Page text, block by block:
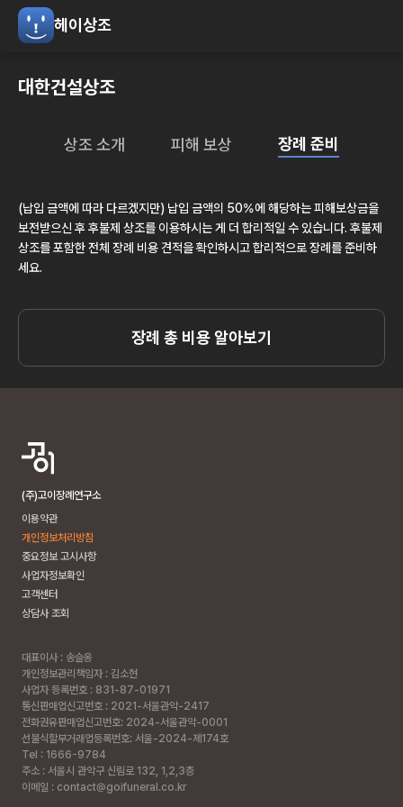
헤이상조
대한건설상조
상조 소개 피해 보상 장례 준비
(납입 금액에 따라 다르겠지만) 납입 금액의 50%에 해당하는 피해보상금을
보전받으신 후 후불제 상조를 이용하시는 게 더 합리적일 수 있습니다. 후불제
상조를 포함한 전체 장례 비용 견적을 확인하시고 합리적으로 장례를 준비하
세요.
장례 총 비용 알아보기
(주)고이장례연구소
이용약관
개인정보처리방침
중요정보 고시사항
사업자정보확인
고객센터
상담사 조회
대표이사 : 송슬옹
개인정보관리책임자 : 김소현
사업자 등록번호 : 831-87-01971
통신판매업신고번호 : 2021-서울관악-2417
전화권유판매업신고번호: 2024-서울관악-0001
선불식할부거래업등록번호: 서울-2024-제174호
Tel : 1666-9784
주소 : 서울시 관악구 신림로 132, 1,2,3층
이메일 : contact@goifuneral.co.kr